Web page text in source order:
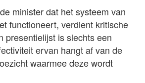
minister dat het systeem van
functioneert, verdient kritische
presentielijst is slechts een
ervan hangt af van de
waarmee deze wordt